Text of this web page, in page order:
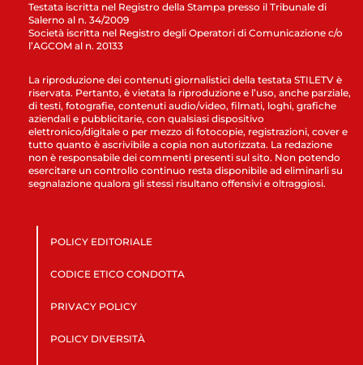
Testata iscritta nel Registro della Stampa presso il Tribunale di
Salerno al n. 34/2009
Società iscritta nel Registro degli Operatori di Comunicazione c/o
l’AGCOM al n. 20133
La riproduzione dei contenuti giornalistici della testata STILETV è
riservata. Pertanto, è vietata la riproduzione e l’uso, anche parziale,
di testi, fotografie, contenuti audio/video, filmati, loghi, grafiche
aziendali e pubblicitarie, con qualsiasi dispositivo
elettronico/digitale o per mezzo di fotocopie, registrazioni, cover e
tutto quanto è ascrivibile a copia non autorizzata. La redazione
non è responsabile dei commenti presenti sul sito. Non potendo
esercitare un controllo continuo resta disponibile ad eliminarli su
segnalazione qualora gli stessi risultano offensivi e oltraggiosi.
POLICY EDITORIALE
CODICE ETICO CONDOTTA
PRIVACY POLICY
POLICY DIVERSITÀ